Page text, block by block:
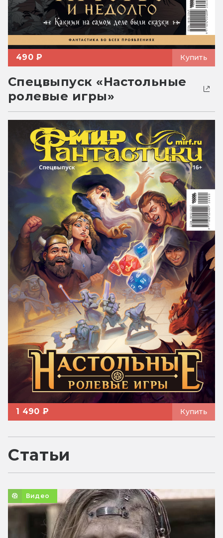
490 ₽ Купить
Спецвыпуск «Настольные
ролевые игры»
1 490 ₽ Купить
Статьи
Видео